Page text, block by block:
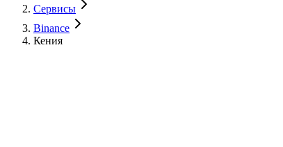
Сервисы
Binance
Кения